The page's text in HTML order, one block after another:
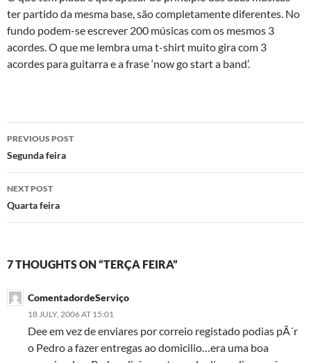
ter partido da mesma base, são completamente diferentes. No
fundo podem-se escrever 200 músicas com os mesmos 3
acordes. O que me lembra uma t-shirt muito gira com 3
acordes para guitarra e a frase ‘now go start a band’.
Post
navigation
PREVIOUS POST
Segunda feira
NEXT POST
Quarta feira
7 THOUGHTS ON “TERÇA FEIRA”
ComentadordeServiço
18 JULY, 2006 AT 15:01
Dee em vez de enviares por correio registado podias pÃ´r
o Pedro a fazer entregas ao domicilio…era uma boa